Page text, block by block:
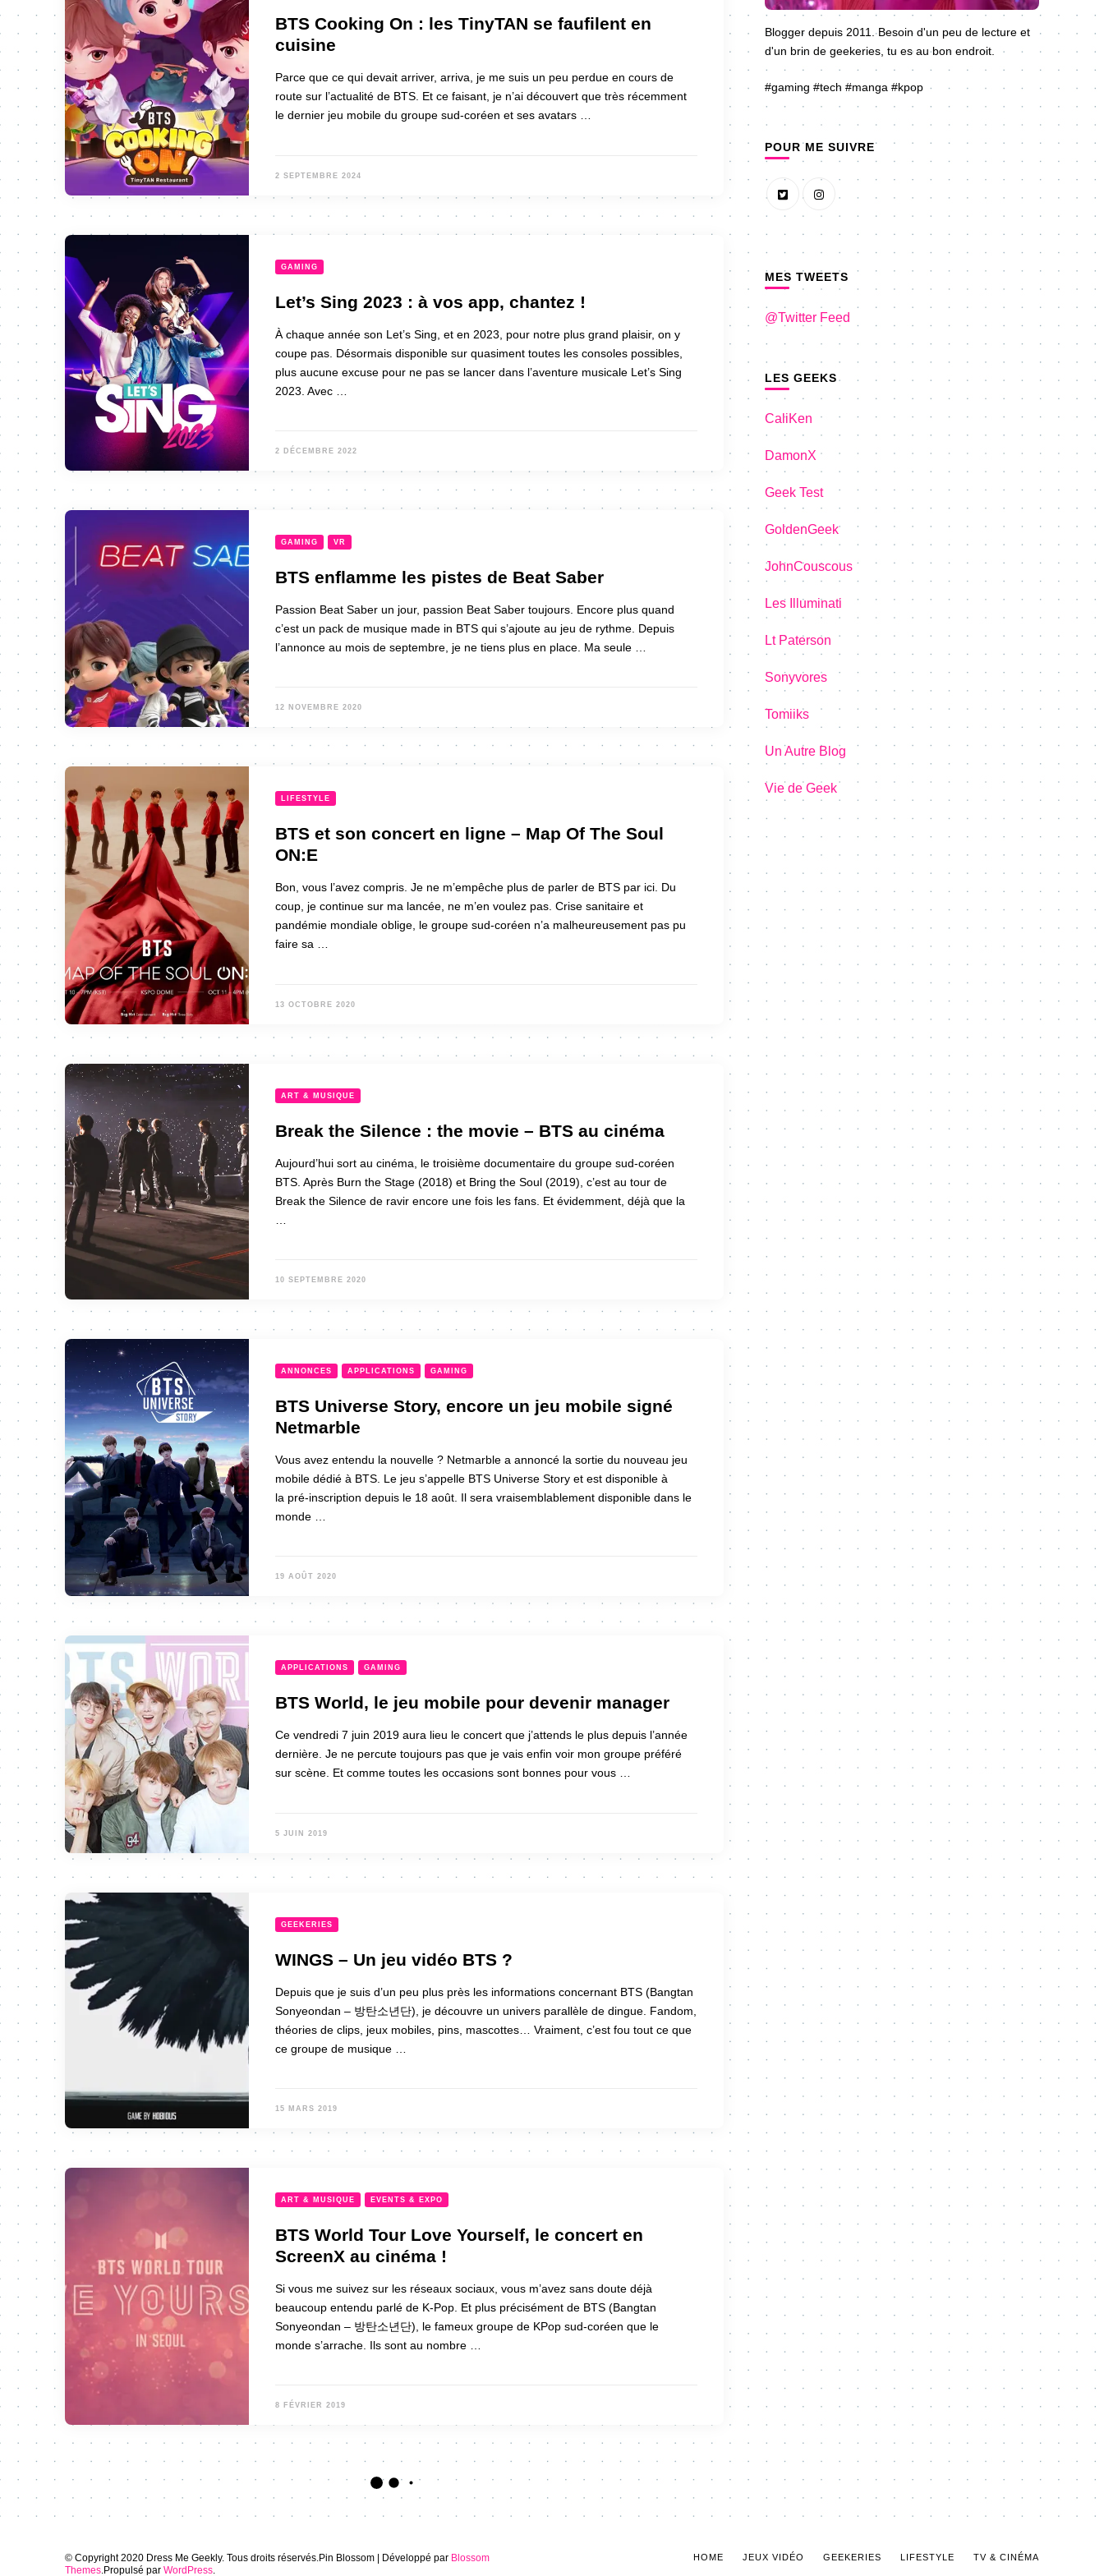
BTS Cooking On : les TinyTAN se faufilent en
cuisine
Parce que ce qui devait arriver, arriva, je me suis un peu perdue en cours de
route sur l’actualité de BTS. Et ce faisant, je n’ai découvert que très récemment
le dernier jeu mobile du groupe sud-coréen et ses avatars …
2 SEPTEMBRE 2024
GAMING
Let’s Sing 2023 : à vos app, chantez !
À chaque année son Let’s Sing, et en 2023, pour notre plus grand plaisir, on y
coupe pas. Désormais disponible sur quasiment toutes les consoles possibles,
plus aucune excuse pour ne pas se lancer dans l’aventure musicale Let’s Sing
2023. Avec …
2 DÉCEMBRE 2022
GAMING VR
BTS enflamme les pistes de Beat Saber
Passion Beat Saber un jour, passion Beat Saber toujours. Encore plus quand
c’est un pack de musique made in BTS qui s’ajoute au jeu de rythme. Depuis
l’annonce au mois de septembre, je ne tiens plus en place. Ma seule …
12 NOVEMBRE 2020
LIFESTYLE
BTS et son concert en ligne – Map Of The Soul
ON:E
Bon, vous l’avez compris. Je ne m’empêche plus de parler de BTS par ici. Du
coup, je continue sur ma lancée, ne m’en voulez pas. Crise sanitaire et
pandémie mondiale oblige, le groupe sud-coréen n’a malheureusement pas pu
faire sa …
13 OCTOBRE 2020
ART & MUSIQUE
Break the Silence : the movie – BTS au cinéma
Aujourd’hui sort au cinéma, le troisième documentaire du groupe sud-coréen
BTS. Après Burn the Stage (2018) et Bring the Soul (2019), c’est au tour de
Break the Silence de ravir encore une fois les fans. Et évidemment, déjà que la
10 SEPTEMBRE 2020
ANNONCES APPLICATIONS GAMING
BTS Universe Story, encore un jeu mobile signé
Netmarble
Vous avez entendu la nouvelle ? Netmarble a annoncé la sortie du nouveau jeu
mobile dédié à BTS. Le jeu s’appelle BTS Universe Story et est disponible à
la pré-inscription depuis le 18 août. Il sera vraisemblablement disponible dans le
monde …
19 AOÛT 2020
APPLICATIONS GAMING
BTS World, le jeu mobile pour devenir manager
Ce vendredi 7 juin 2019 aura lieu le concert que j’attends le plus depuis l’année
dernière. Je ne percute toujours pas que je vais enfin voir mon groupe préféré
sur scène. Et comme toutes les occasions sont bonnes pour vous …
5 JUIN 2019
GEEKERIES
WINGS – Un jeu vidéo BTS ?
Depuis que je suis d’un peu plus près les informations concernant BTS (Bangtan
Sonyeondan – 방탄소년단), je découvre un univers parallèle de dingue. Fandom,
théories de clips, jeux mobiles, pins, mascottes… Vraiment, c’est fou tout ce que
ce groupe de musique …
15 MARS 2019
ART & MUSIQUE EVENTS & EXPO
BTS World Tour Love Yourself, le concert en
ScreenX au cinéma !
Si vous me suivez sur les réseaux sociaux, vous m’avez sans doute déjà
beaucoup entendu parlé de K-Pop. Et plus précisément de BTS (Bangtan
Sonyeondan – 방탄소년단), le fameux groupe de KPop sud-coréen que le
monde s’arrache. Ils sont au nombre …
8 FÉVRIER 2019
Blogger depuis 2011. Besoin d'un peu de lecture et
d'un brin de geekeries, tu es au bon endroit.
#gaming #tech #manga #kpop
POUR ME SUIVRE
MES TWEETS
@Twitter Feed
LES GEEKS
CaliKen
DamonX
Geek Test
GoldenGeek
JohnCouscous
Les Illuminati
Lt Paterson
Sonyvores
Tomiiks
Un Autre Blog
Vie de Geek
© Copyright 2020 Dress Me Geekly. Tous droits réservés.Pin Blossom | Développé par Blossom
Themes.Propulsé par WordPress.
HOME JEUX VIDÉO GEEKERIES LIFESTYLE TV & CINÉMA